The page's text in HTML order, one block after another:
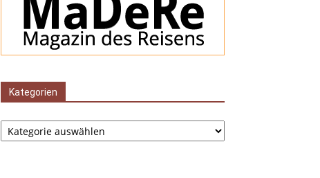
Kategorien
Kategorien